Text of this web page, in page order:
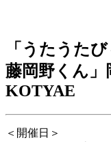
「うたうた
藤岡野くん」
KOTYAE
＜開催日＞